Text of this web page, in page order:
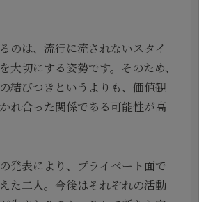
のは、流行に流されないスタイ
大切にする姿勢です。そのため、
結びつきというよりも、価値観
れ合った関係である可能性が高
発表により、プライベート面で
た二人。今後はそれぞれの活動